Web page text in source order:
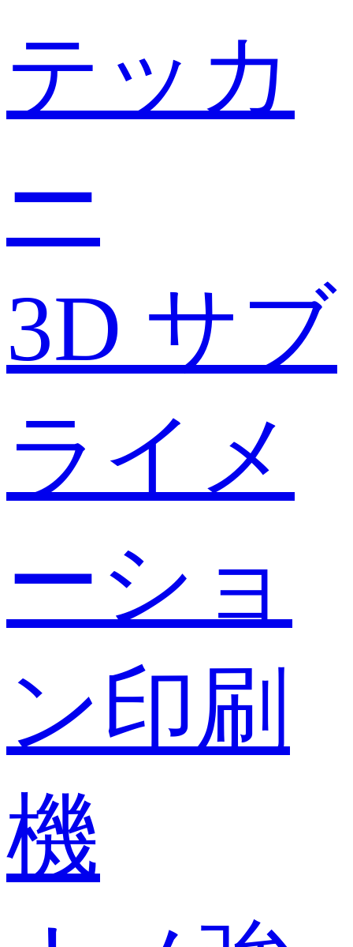
テッカ
ー
3D サブ
ライメ
ーショ
ン印刷
機